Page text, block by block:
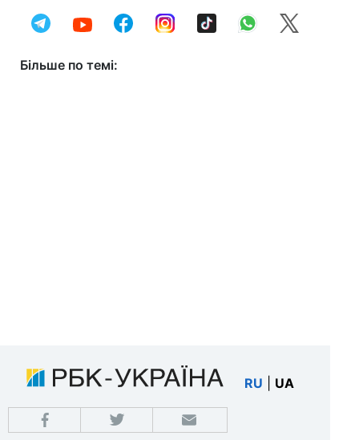
Більше по темі:
RU UA